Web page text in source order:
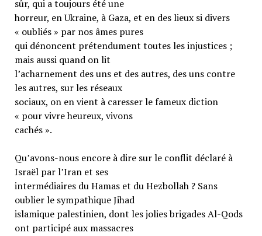
sûr, qui a toujours été une
horreur, en Ukraine, à Gaza, et en des lieux si divers
« oubliés » par nos âmes pures
qui dénoncent prétendument toutes les injustices ;
mais aussi quand on lit
l’acharnement des uns et des autres, des uns contre
les autres, sur les réseaux
sociaux, on en vient à caresser le fameux diction
« pour vivre heureux, vivons
cachés ».
Qu’avons-nous encore à dire sur le conflit déclaré à
Israël par l’Iran et ses
intermédiaires du Hamas et du Hezbollah ? Sans
oublier le sympathique Jihad
islamique palestinien, dont les jolies brigades Al-Qods
ont participé aux massacres